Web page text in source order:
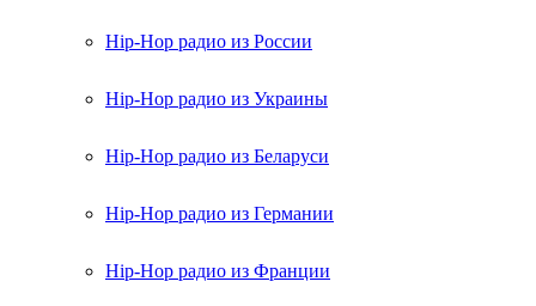
Hip-Hop радио из России
Hip-Hop радио из Украины
Hip-Hop радио из Беларуси
Hip-Hop радио из Германии
Hip-Hop радио из Франции